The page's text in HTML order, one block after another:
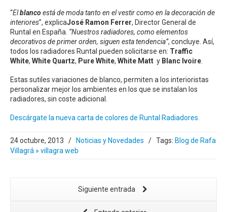
“Elblancoestá de moda tanto en el vestir como en la decoración de
interiores”, explicaJosé Ramon Ferrer, Director General de
Runtal en España. “Nuestros radiadores, como elementos
decorativos de primer orden, siguen esta tendencia”, concluye. Así,
todos los radiadores Runtal pueden solicitarse en: Traffic
White, White Quartz, Pure White, White Matt y Blanc Ivoire.
Estas sutiles variaciones de blanco, permiten a los interioristas
personalizar mejor los ambientes en los que se instalan los
radiadores, sin coste adicional.
Descárgate la nueva carta de colores de Runtal Radiadores.
24 octubre, 2013 / Noticias y Novedades / Tags: Blog de Rafa
Villagrá » villagra web
Siguiente entrada